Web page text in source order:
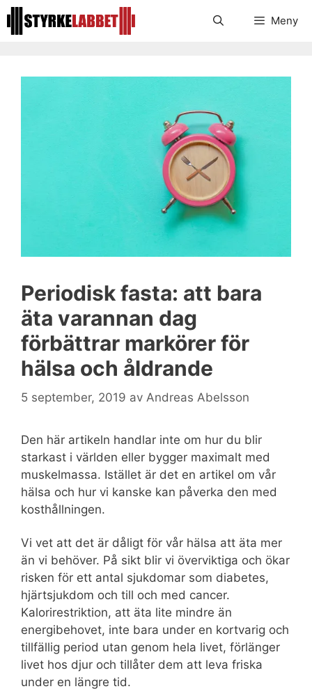
Hoppa
till
Meny
Periodisk fasta: att bara
äta varannan dag
förbättrar markörer för
hälsa och åldrande
5 september, 2019 av Andreas Abelsson
Den här artikeln handlar inte om hur du blir
starkast i världen eller bygger maximalt med
muskelmassa. Istället är det en artikel om vår
hälsa och hur vi kanske kan påverka den med
kosthållningen.
Vi vet att det är dåligt för vår hälsa att äta mer
än vi behöver. På sikt blir vi överviktiga och ökar
risken för ett antal sjukdomar som diabetes,
hjärtsjukdom och till och med cancer.
Kalorirestriktion, att äta lite mindre än
energibehovet, inte bara under en kortvarig och
tillfällig period utan genom hela livet, förlänger
livet hos djur och tillåter dem att leva friska
under en längre tid.